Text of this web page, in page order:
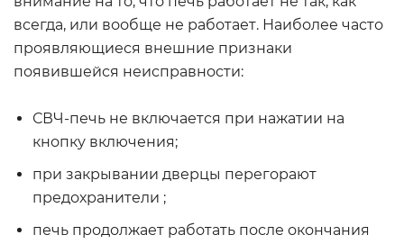
всегда, или вообще не работает. Наиболее часто
проявляющиеся внешние признаки
появившейся неисправности:
СВЧ-печь не включается при нажатии на
кнопку включения;
при закрывании дверцы перегорают
предохранители ;
печь продолжает работать после окончания